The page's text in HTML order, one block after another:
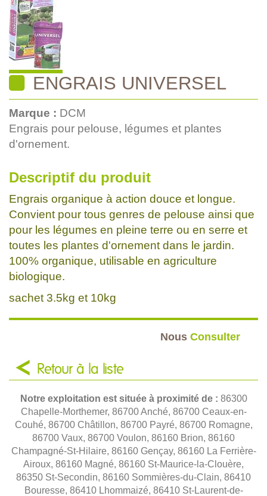
ENGRAIS UNIVERSEL
Marque : DCM
Engrais pour pelouse, légumes et plantes
d'ornement.
Descriptif du produit
Engrais organique à action douce et longue.
Convient pour tous genres de pelouse ainsi que
pour les légumes en pleine terre ou en serre et
toutes les plantes d'ornement dans le jardin.
100% organique, utilisable en agriculture
biologique.
sachet 3.5kg et 10kg
Nous Consulter
Retour à la liste
Notre exploitation est située à proximité de : 86300
Chapelle-Morthemer, 86700 Anché, 86700 Ceaux-en-
Couhé, 86700 Châtillon, 86700 Payré, 86700 Romagne,
86700 Vaux, 86700 Voulon, 86160 Brion, 86160
Champagné-St-Hilaire, 86160 Gençay, 86160 La Ferrière-
Airoux, 86160 Magné, 86160 St-Maurice-la-Clouère,
86350 St-Secondin, 86160 Sommières-du-Clain, 86410
Bouresse, 86410 Lhommaizé, 86410 St-Laurent-de-